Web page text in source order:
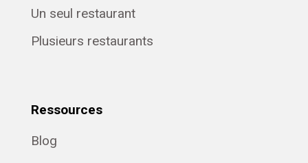
Un seul restaurant
Plusieurs restaurants
Ressources
Blog